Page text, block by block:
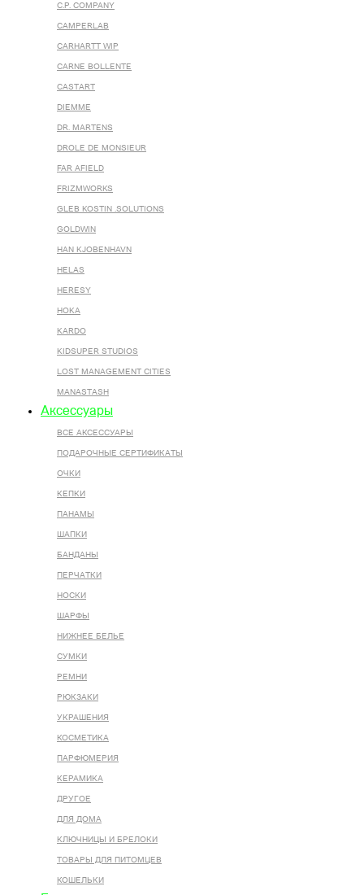
C.P. COMPANY
CAMPERLAB
CARHARTT WIP
CARNE BOLLENTE
CASTART
DIEMME
DR. MARTENS
DROLE DE MONSIEUR
FAR AFIELD
FRIZMWORKS
GLEB KOSTIN .SOLUTIONS
GOLDWIN
HAN KJOBENHAVN
HELAS
HERESY
HOKA
KARDO
KIDSUPER STUDIOS
LOST MANAGEMENT CITIES
MANASTASH
Аксессуары
ВСЕ AКСЕССУАРЫ
ПОДАРОЧНЫЕ СЕРТИФИКАТЫ
ОЧКИ
КЕПКИ
ПАНАМЫ
ШАПКИ
БАНДАНЫ
ПЕРЧАТКИ
НОСКИ
ШАРФЫ
НИЖНЕЕ БЕЛЬЕ
СУМКИ
РЕМНИ
РЮКЗАКИ
УКРАШЕНИЯ
КОСМЕТИКА
ПАРФЮМЕРИЯ
КЕРАМИКА
ДРУГОЕ
ДЛЯ ДОМА
КЛЮЧНИЦЫ И БРЕЛОКИ
ТОВАРЫ ДЛЯ ПИТОМЦЕВ
КОШЕЛЬКИ